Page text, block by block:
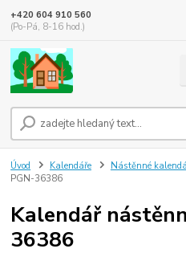
+420 604 910 560
(Po-Pá, 8-16 hod.)
Úvod Kalendáře Nástěnné
PGN-36386
Kalendář
36386